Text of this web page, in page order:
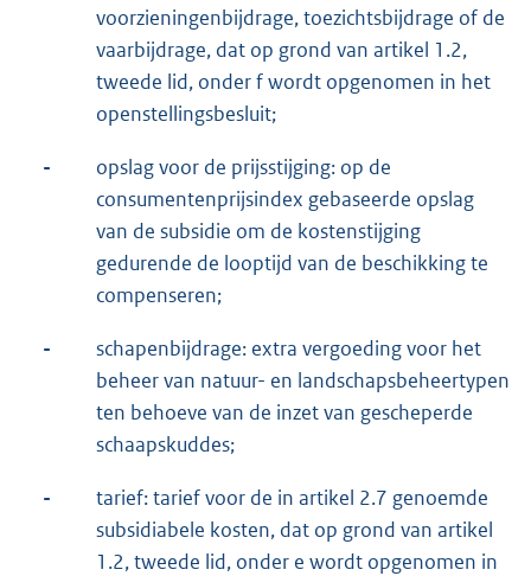
voorzieningenbijdrage, toezichtsbijdrage of de
vaarbijdrage, dat op grond van artikel 1.2,
tweede lid, onder f wordt opgenomen in het
openstellingsbesluit;
-
opslag voor de prijsstijging: op de
consumentenprijsindex gebaseerde opslag
van de subsidie om de kostenstijging
gedurende de looptijd van de beschikking te
compenseren;
-
schapenbijdrage: extra vergoeding voor het
beheer van natuur- en landschapsbeheertypen
ten behoeve van de inzet van gescheperde
schaapskuddes;
-
tarief: tarief voor de in artikel 2.7 genoemde
subsidiabele kosten, dat op grond van artikel
1.2, tweede lid, onder e wordt opgenomen in